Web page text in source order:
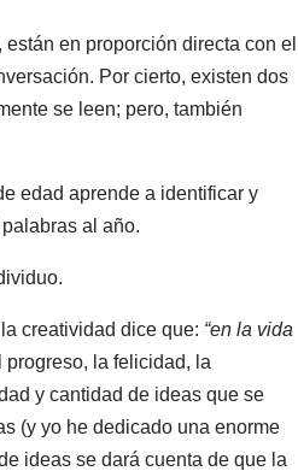
en proporción directa con el
Por cierto, existen dos
se leen; pero, también
edad aprende a identificar y
al año.
creatividad dice que: “en la vida
la felicidad, la
y cantidad de ideas que se
(y yo he dedicado una enorme
ideas se dará cuenta de que la